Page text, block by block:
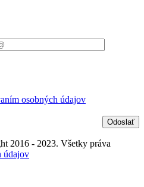
osobných údajov
Odoslať
2016 - 2023. Všetky práva
údajov